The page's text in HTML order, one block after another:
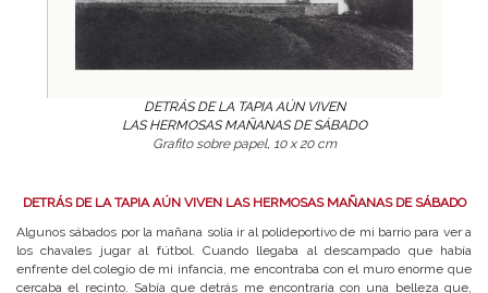
DETRÁS DE LA TAPIA AÚN VIVEN
LAS HERMOSAS MAÑANAS DE SÁBADO
Grafito sobre papel, 10 x 20 cm
DETRÁS DE LA TAPIA AÚN VIVEN LAS HERMOSAS MAÑANAS DE SÁBADO
Algunos sábados por la mañana solía ir al polideportivo de mi barrio para ver a
los chavales jugar al fútbol. Cuando llegaba al descampado que había
enfrente del colegio de mi infancia, me encontraba con el muro enorme que
cercaba el recinto. Sabía que detrás me encontraría con una belleza que,